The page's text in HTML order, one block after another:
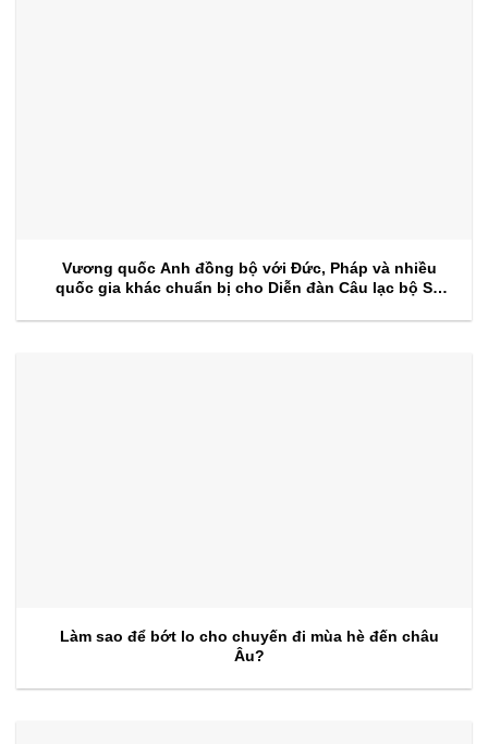
Vương quốc Anh đồng bộ với Đức, Pháp và nhiều
quốc gia khác chuẩn bị cho Diễn đàn Câu lạc bộ Sự
Làm sao để bớt lo cho chuyến đi mùa hè đến châu
Âu?